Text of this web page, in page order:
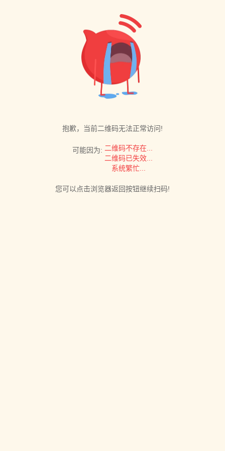
抱歉，当前二维码无法正常访问!
可能因为: 二维码不存在...
二维码已失效...
系统繁忙...
您可以点击浏览器返回按钮继续扫码!